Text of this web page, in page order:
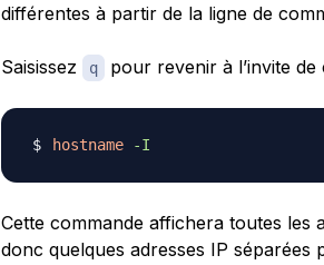
différentes à partir de la ligne de
Saisissez q pour revenir à l’invite
hostname -I
Cette commande affichera toutes les
donc quelques adresses IP séparées